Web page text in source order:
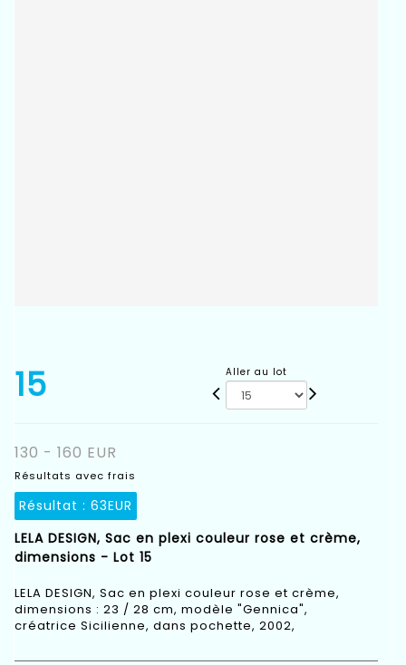
15 Aller au lot
130 - 160 EUR
Résultats avec frais
Résultat : 63EUR
LELA DESIGN, Sac en plexi couleur rose et crème,
dimensions - Lot 15
LELA DESIGN, Sac en plexi couleur rose et crème,
dimensions : 23 / 28 cm, modèle "Gennica",
créatrice Sicilienne, dans pochette, 2002,